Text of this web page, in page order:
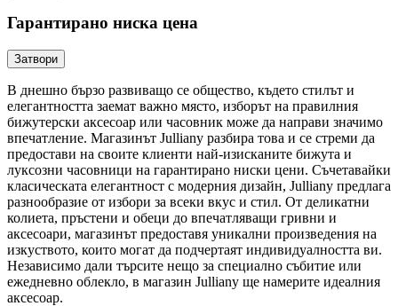
Гарантирано ниска цена
Затвори
В днешно бързо развиващо се общество, където стилът и
елегантността заемат важно място, изборът на правилния
бижутерски аксесоар или часовник може да направи значимо
впечатление. Магазинът Julliany разбира това и се стреми да
предостави на своите клиенти най-изисканите бижута и
луксозни часовници на гарантирано ниски цени. Съчетавайки
класическата елегантност с модерния дизайн, Julliany предлага
разнообразие от избори за всеки вкус и стил. От деликатни
колиета, пръстени и обеци до впечатляващи гривни и
аксесоари, магазинът предоставя уникални произведения на
изкуството, които могат да подчертаят индивидуалността ви.
Независимо дали търсите нещо за специално събитие или
ежедневно облекло, в магазин Julliany ще намерите идеалния
аксесоар.